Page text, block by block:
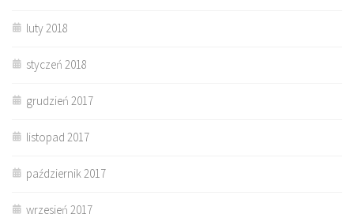
luty 2018
styczeń 2018
grudzień 2017
listopad 2017
październik 2017
wrzesień 2017